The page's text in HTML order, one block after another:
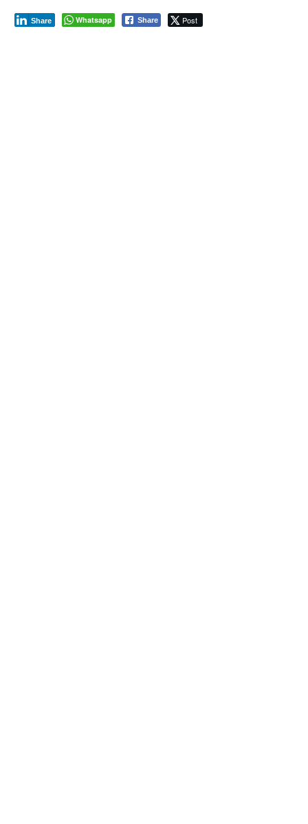
Whatsapp Share Post
Share